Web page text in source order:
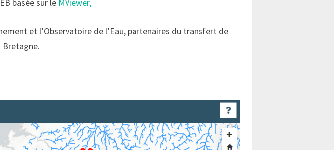
basée sur le MViewer,
et l’Observatoire de l’Eau, partenaires du transfert de
Bretagne.